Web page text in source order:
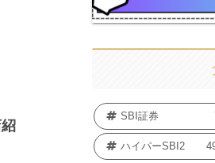
SBI証券
ハイパーSBI2